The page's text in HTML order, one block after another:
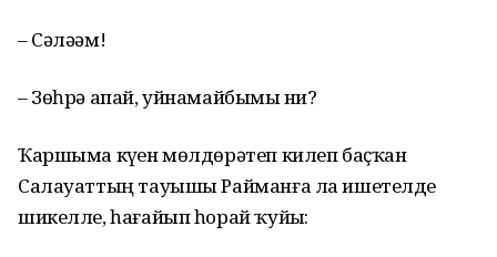
– Сәләәм!
– Зөһрә апай, уйнамайбыҙмы ни?
Ҡаршыма күҙен мөлдөрәтеп килеп баҫҡан
Салауаттың тауышы Райманға ла ишетелде
шикелле, һағайып һорай ҡуйҙы: